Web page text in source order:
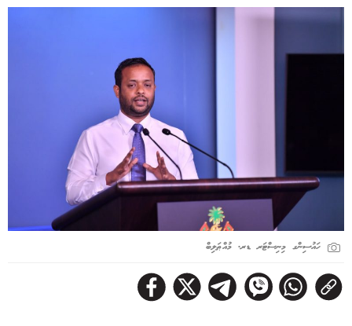
ހައުސިންގ މިނިސްޓަރ ޑރ. މުއްޠަލިބް